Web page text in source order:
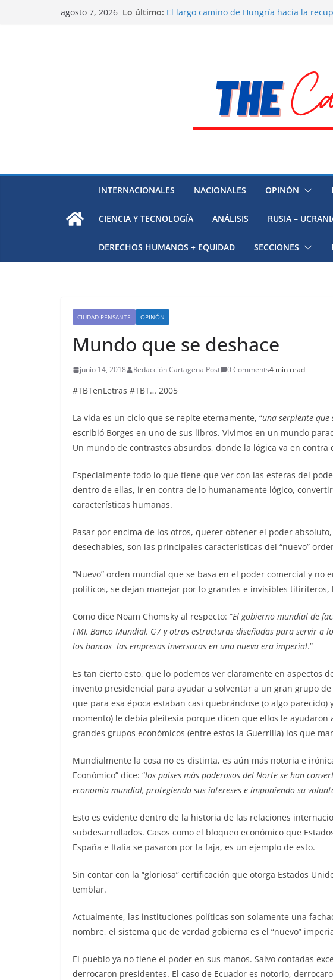
agosto 7, 2026 Lo último: El largo camino de Hungría hacia la
El océano Pacífico bajo presión y su
respaldada con pruebas
INTERNACIONALES NACIONALES OPINÓN
CIENCIA Y TECNOLOGÍA ANÁLISIS RUSIA –
DERECHOS HUMANOS + EQUIDAD SECCIONES
CIUDAD PENSANTE OPINÓN
Mundo que se deshace
junio 14, 2018 Redacción Cartagena Post 0 Comments4 min read
#TBTenLetras #TBT… 2005
La vida es un ciclo que se repite eternamente, “una serpiente que
escribió Borges en uno de sus libros. Vivimos en un mundo
Un mundo de contrastes absurdos, donde la lógica va en
Especialmente todo lo que tiene que ver con las esferas del
dentro de ellas, ir en contra de lo humanamente lógico,
características humanas.
Pasar por encima de los otros, querer obtener el poder
desechables, son las principales características del “nuevo”
“Nuevo” orden mundial que se basa en el poder comercial y no
políticos, se dejan manejar por lo grandes e invisibles titiriteros,
Como dice Noam Chomsky al respecto: “El gobierno mundial de
FMI, Banco Mundial, G7 y otras estructuras diseñadas para servir a
los bancos las empresas inversoras en una nueva era imperial.”
Es tan cierto esto, que lo podemos ver claramente en aspectos
invento presidencial para ayudar a solventar a un gran grupo
que para esa época estaban casi quebrándose (o algo
momento) le debía pleitesía porque dicen que ellos le ayudaron
grandes grupos económicos (entre estos la Guerrilla) los que
Mundialmente la cosa no es distinta, es aún más notoria e
Económico” dice: “los países más poderosos del Norte se han
economía mundial, protegiendo sus intereses e imponiendo su
Esto es evidente dentro de la historia de las relaciones
subdesarrollados. Casos como el bloqueo económico que
España e Italia se pasaron por la faja, es un ejemplo de esto.
Sin contar con la “gloriosa” certificación que otorga Estados
temblar.
Actualmente, las instituciones políticas son solamente una
nombre, el sistema que de verdad gobierna es el “nuevo”
El pueblo ya no tiene el poder en sus manos. Salvo contadas
derrocaron presidentes. El caso de Ecuador es notorio,